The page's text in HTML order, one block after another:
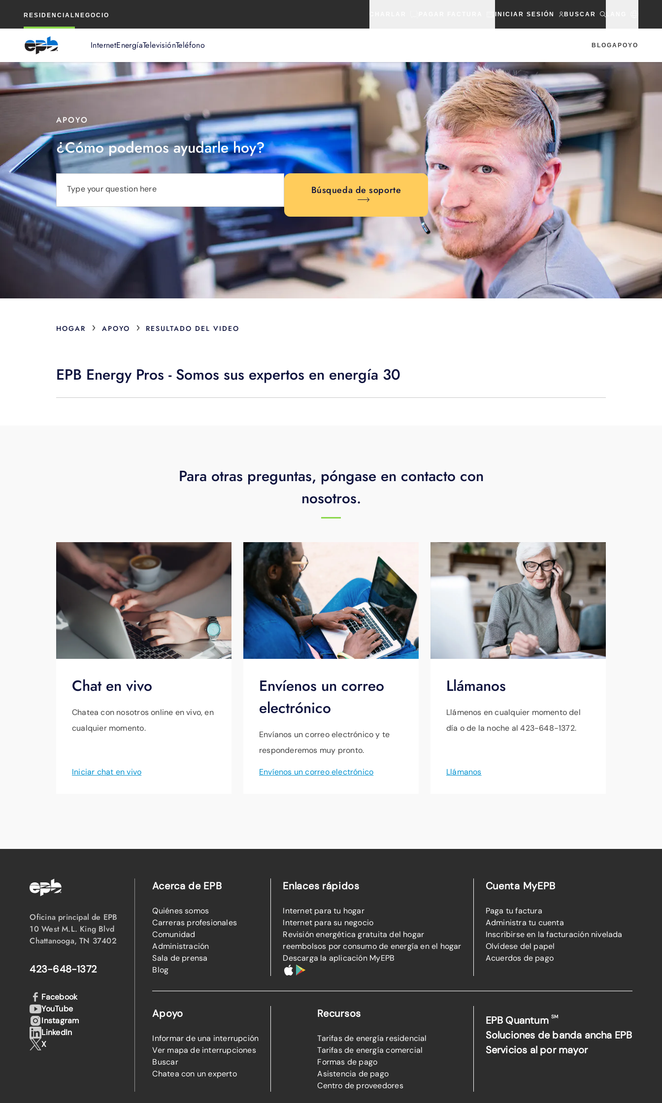
RESIDENCIAL NEGOCIO INICIAR SESIÓN BUSCAR
InternetEnergíaTelevisiónTeléfono BLOGAPOYO
principal
APOYO
¿Cómo podemos ayudarle hoy?
Type your question here Búsqueda de soporte
HOGAR › APOYO › RESULTADO DEL VIDEO
EPB Energy Pros - Somos sus expertos en energía 30
Para otras preguntas, póngase en contacto con
nosotros.
Chat en vivo
Chatea con nosotros online en vivo, en
cualquier momento.
Iniciar chat en vivo
Envíenos un correo
electrónico
Envíanos un correo electrónico y te
responderemos muy pronto.
Envíenos un correo electrónico
Llámanos
Llámenos en cualquier momento del
día o de la noche al 423-648-1372.
Llámanos
Oficina principal de EPB
10 West M.L. King Blvd
Chattanooga, TN 37402
423-648-1372
Acerca de EPB
Quiénes somos
Carreras profesionales
Comunidad
Administración
Sala de prensa
Blog
Enlaces rápidos
Internet para tu hogar
Internet para su negocio
Revisión energética gratuita del hogar
reembolsos por consumo de energía en el hogar
Descarga la aplicación MyEPB
Cuenta MyEPB
Paga tu factura
Administra tu cuenta
Inscribirse en la facturación nivelada
Olvídese del papel
Acuerdos de pago
Apoyo
Informar de una interrupción
Ver mapa de interrupciones
Buscar
Chatea con un experto
Recursos
Tarifas de energía residencial
Tarifas de energía comercial
Formas de pago
Asistencia de pago
Centro de proveedores
EPB QuantumSM
Soluciones de banda ancha EPB
Servicios al por mayor
Facebook
YouTube
Instagram
LinkedIn
X